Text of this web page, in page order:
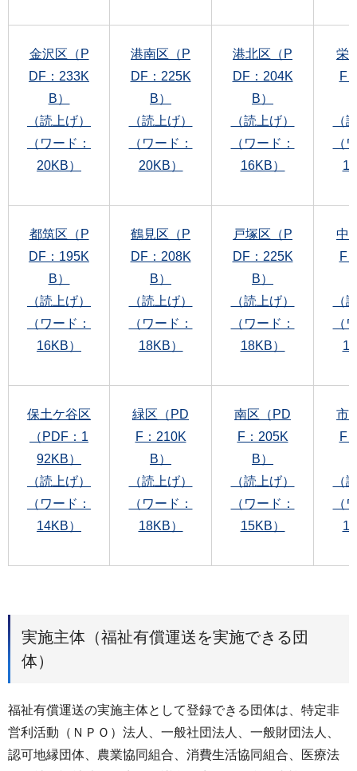
金沢区（P
DF：233K
B）
（読上げ）
（ワード：
20KB）
港南区（P
DF：225K
B）
（読上げ）
（ワード：
20KB）
港北区（P
DF：204K
B）
（読上げ）
（ワード：
16KB）
栄
F
（
（
都筑区（P
DF：195K
B）
（読上げ）
（ワード：
16KB）
鶴見区（P
DF：208K
B）
（読上げ）
（ワード：
18KB）
戸塚区（P
DF：225K
B）
（読上げ）
（ワード：
18KB）
中
F
（
（
保土ケ谷区
（PDF：1
92KB）
（読上げ）
（ワード：
14KB）
緑区（PD
F：210K
B）
（読上げ）
（ワード：
18KB）
南区（PD
F：205K
B）
（読上げ）
（ワード：
15KB）
市
F
（
（
実施主体（福祉有償運送を実施できる団
体）
福祉有償運送の実施主体として登録できる団体は、特定非
営利活動（ＮＰＯ）法人、一般社団法人、一般財団法人、
認可地縁団体、農業協同組合、消費生活協同組合、医療法